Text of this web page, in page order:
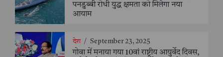
पनडुब्बी रोधी युद्ध क्षमता को मिलेगा नया
आयाम
देश / September 23, 2025
गोवा में मनाया गया 10वां राष्ट्रीय आयुर्वेद दिवस,